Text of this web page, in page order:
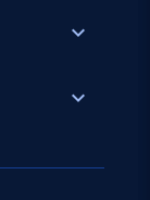
expand_more
expand_more